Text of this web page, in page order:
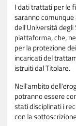
I dati trattati per le
saranno
dell'Università
piattaforma, che,
per la protezione
incaricati del
istruiti dal Titolare.
Nell'ambito
potranno essere
stati disciplinati i
con la